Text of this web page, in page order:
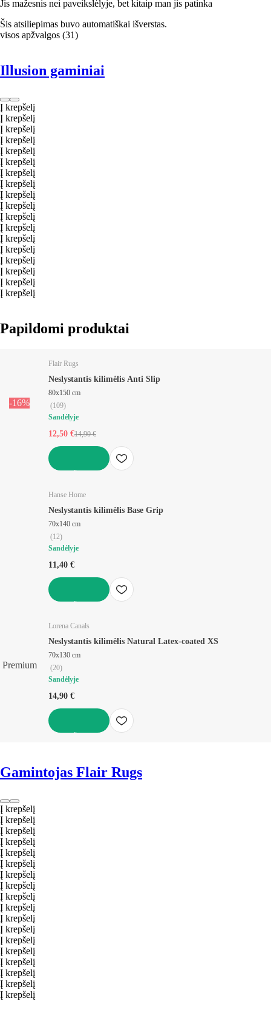
Jis mažesnis nei paveikslėlyje, bet kitaip man jis patinka
Šis atsiliepimas buvo automatiškai išverstas.
visos apžvalgos (31)
Illusion gaminiai
Į krepšelį
Į krepšelį
Į krepšelį
Į krepšelį
Į krepšelį
Į krepšelį
Į krepšelį
Į krepšelį
Į krepšelį
Į krepšelį
Į krepšelį
Į krepšelį
Į krepšelį
Į krepšelį
Į krepšelį
Į krepšelį
Į krepšelį
Į krepšelį
Papildomi produktai
-16%
Flair Rugs
Neslystantis kilimėlis Anti Slip
80x150 cm
(109)
Sandėlyje
12,50 €14,90 €
Hanse Home
Neslystantis kilimėlis Base Grip
70x140 cm
(12)
Sandėlyje
11,40 €
Premium
Lorena Canals
Neslystantis kilimėlis Natural Latex-coated XS
70x130 cm
(20)
Sandėlyje
14,90 €
Gamintojas Flair Rugs
Į krepšelį
Į krepšelį
Į krepšelį
Į krepšelį
Į krepšelį
Į krepšelį
Į krepšelį
Į krepšelį
Į krepšelį
Į krepšelį
Į krepšelį
Į krepšelį
Į krepšelį
Į krepšelį
Į krepšelį
Į krepšelį
Į krepšelį
Į krepšelį